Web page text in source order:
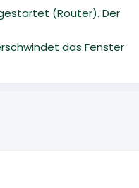
(Router). Der
das Fenster